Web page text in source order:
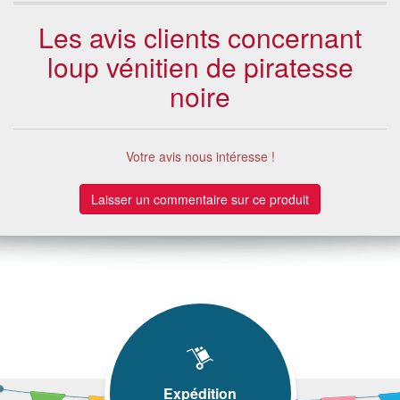
Les avis clients concernant
loup vénitien de piratesse
noire
Votre avis nous intéresse !
Laisser un commentaire sur ce produit
Expédition